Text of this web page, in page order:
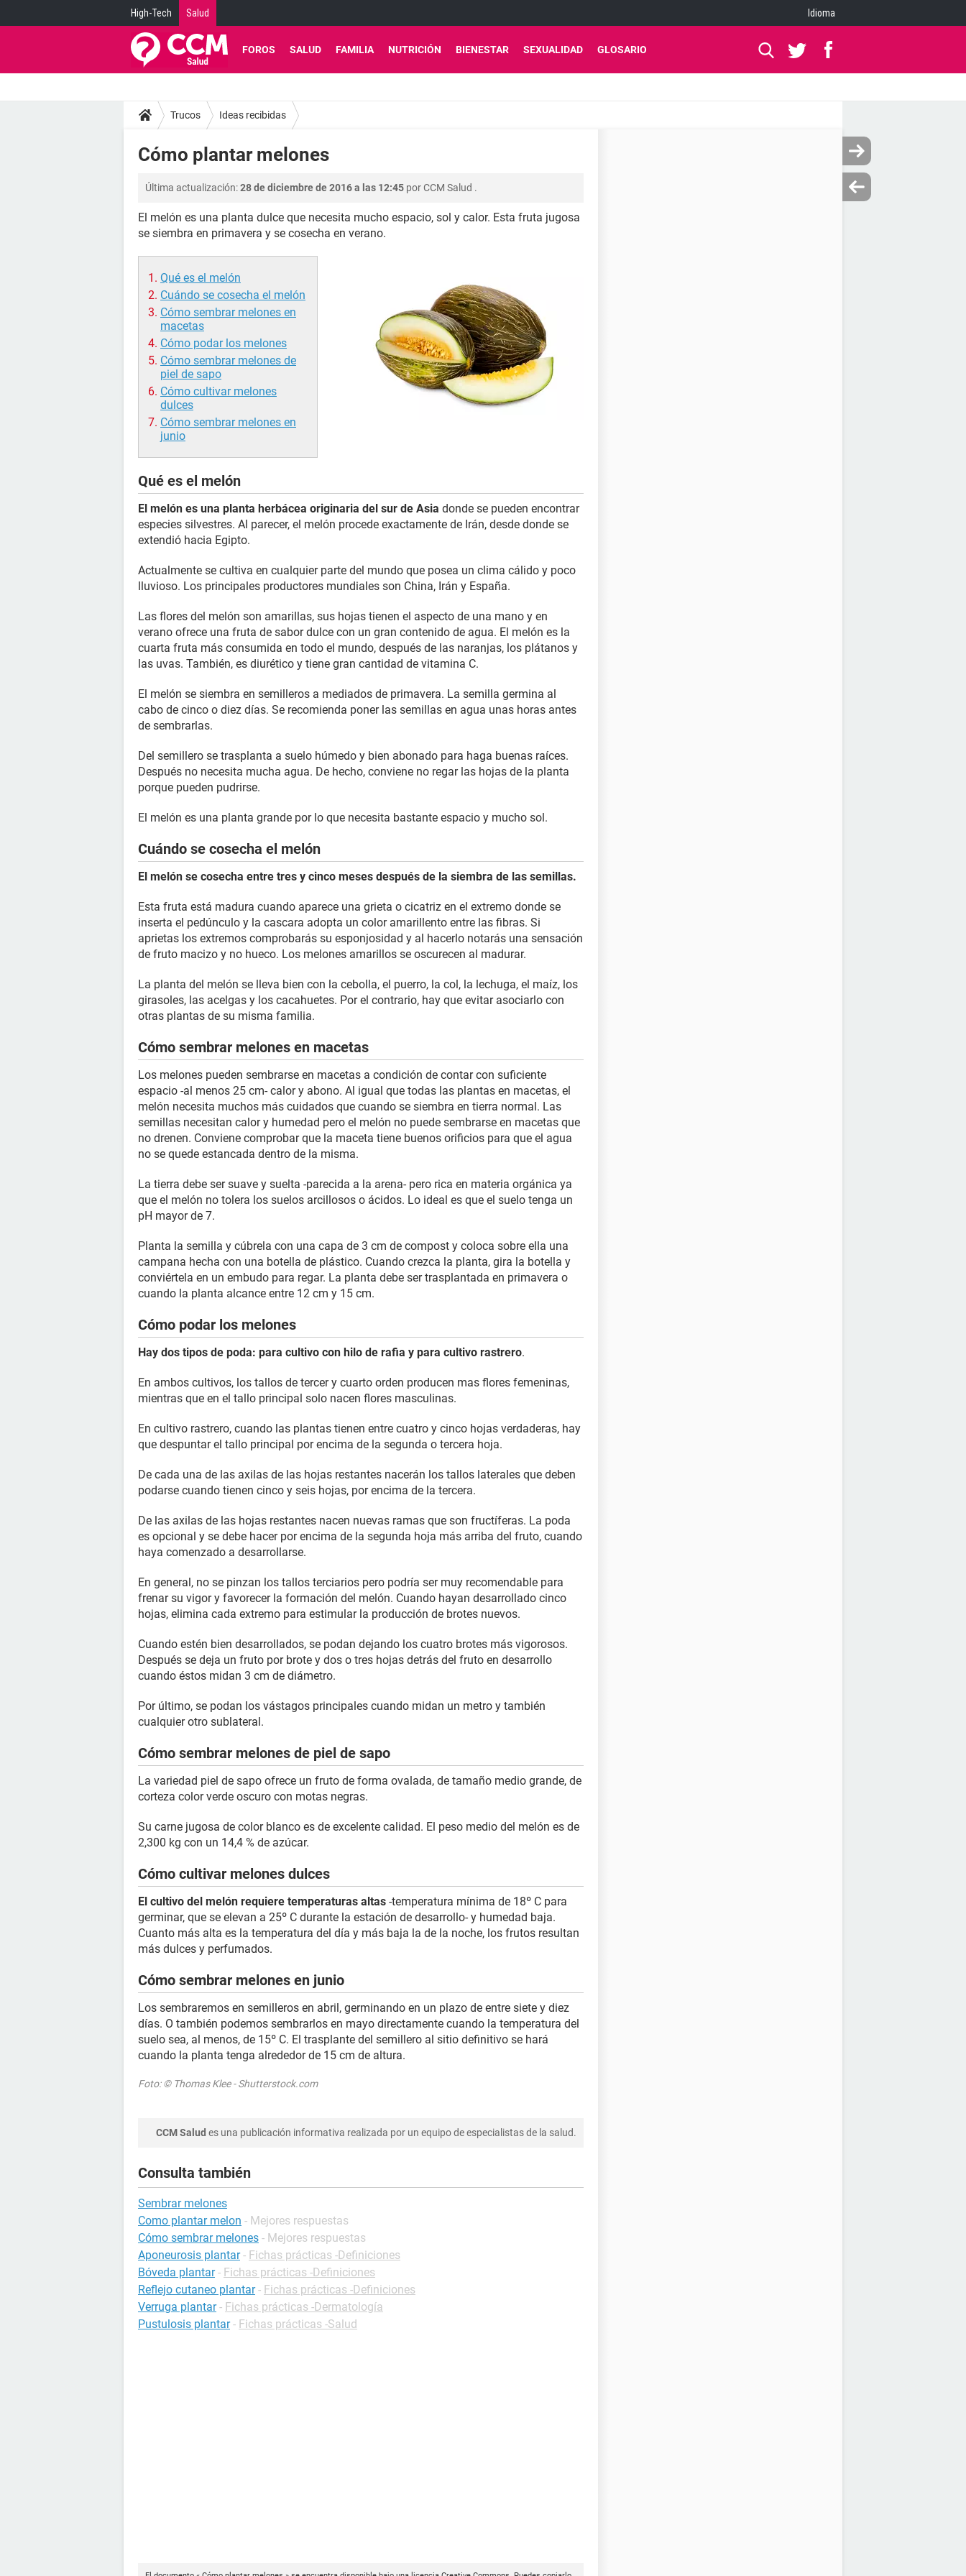
High-Tech Salud Idioma
FOROS SALUD FAMILIA NUTRICIÓN BIENESTAR SEXUALIDAD GLOSARIO
Trucos Ideas recibidas
Cómo plantar melones
Última actualización:28 de diciembre de 2016 a las 12:45 porCCM Salud .
El melón es una planta dulce que necesita mucho espacio, sol y calor. Esta fruta jugosa
se siembra en primavera y se cosecha en verano.
Qué es el melón
Cuándo se cosecha el melón
Cómo sembrar melones en
macetas
Cómo podar los melones
Cómo sembrar melones de
piel de sapo
Cómo cultivar melones
dulces
Cómo sembrar melones en
junio
Qué es el melón
El melón es una planta herbácea originaria del sur de Asia donde se pueden encontrar
especies silvestres. Al parecer, el melón procede exactamente de Irán, desde donde se
extendió hacia Egipto.
Actualmente se cultiva en cualquier parte del mundo que posea un clima cálido y poco
lluvioso. Los principales productores mundiales son China, Irán y España.
Las flores del melón son amarillas, sus hojas tienen el aspecto de una mano y en
verano ofrece una fruta de sabor dulce con un gran contenido de agua. El melón es la
cuarta fruta más consumida en todo el mundo, después de las naranjas, los plátanos y
las uvas. También, es diurético y tiene gran cantidad de vitamina C.
El melón se siembra en semilleros a mediados de primavera. La semilla germina al
cabo de cinco o diez días. Se recomienda poner las semillas en agua unas horas antes
de sembrarlas.
Del semillero se trasplanta a suelo húmedo y bien abonado para haga buenas raíces.
Después no necesita mucha agua. De hecho, conviene no regar las hojas de la planta
porque pueden pudrirse.
El melón es una planta grande por lo que necesita bastante espacio y mucho sol.
Cuándo se cosecha el melón
El melón se cosecha entre tres y cinco meses después de la siembra de las semillas.
Esta fruta está madura cuando aparece una grieta o cicatriz en el extremo donde se
inserta el pedúnculo y la cascara adopta un color amarillento entre las fibras. Si
aprietas los extremos comprobarás su esponjosidad y al hacerlo notarás una sensación
de fruto macizo y no hueco. Los melones amarillos se oscurecen al madurar.
La planta del melón se lleva bien con la cebolla, el puerro, la col, la lechuga, el maíz, los
girasoles, las acelgas y los cacahuetes. Por el contrario, hay que evitar asociarlo con
otras plantas de su misma familia.
Cómo sembrar melones en macetas
Los melones pueden sembrarse en macetas a condición de contar con suficiente
espacio -al menos 25 cm- calor y abono. Al igual que todas las plantas en macetas, el
melón necesita muchos más cuidados que cuando se siembra en tierra normal. Las
semillas necesitan calor y humedad pero el melón no puede sembrarse en macetas que
no drenen. Conviene comprobar que la maceta tiene buenos orificios para que el agua
no se quede estancada dentro de la misma.
La tierra debe ser suave y suelta -parecida a la arena- pero rica en materia orgánica ya
que el melón no tolera los suelos arcillosos o ácidos. Lo ideal es que el suelo tenga un
pH mayor de 7.
Planta la semilla y cúbrela con una capa de 3 cm de compost y coloca sobre ella una
campana hecha con una botella de plástico. Cuando crezca la planta, gira la botella y
conviértela en un embudo para regar. La planta debe ser trasplantada en primavera o
cuando la planta alcance entre 12 cm y 15 cm.
Cómo podar los melones
Hay dos tipos de poda: para cultivo con hilo de rafia y para cultivo rastrero.
En ambos cultivos, los tallos de tercer y cuarto orden producen mas flores femeninas,
mientras que en el tallo principal solo nacen flores masculinas.
En cultivo rastrero, cuando las plantas tienen entre cuatro y cinco hojas verdaderas, hay
que despuntar el tallo principal por encima de la segunda o tercera hoja.
De cada una de las axilas de las hojas restantes nacerán los tallos laterales que deben
podarse cuando tienen cinco y seis hojas, por encima de la tercera.
De las axilas de las hojas restantes nacen nuevas ramas que son fructíferas. La poda
es opcional y se debe hacer por encima de la segunda hoja más arriba del fruto, cuando
haya comenzado a desarrollarse.
En general, no se pinzan los tallos terciarios pero podría ser muy recomendable para
frenar su vigor y favorecer la formación del melón. Cuando hayan desarrollado cinco
hojas, elimina cada extremo para estimular la producción de brotes nuevos.
Cuando estén bien desarrollados, se podan dejando los cuatro brotes más vigorosos.
Después se deja un fruto por brote y dos o tres hojas detrás del fruto en desarrollo
cuando éstos midan 3 cm de diámetro.
Por último, se podan los vástagos principales cuando midan un metro y también
cualquier otro sublateral.
Cómo sembrar melones de piel de sapo
La variedad piel de sapo ofrece un fruto de forma ovalada, de tamaño medio grande, de
corteza color verde oscuro con motas negras.
Su carne jugosa de color blanco es de excelente calidad. El peso medio del melón es de
2,300 kg con un 14,4 % de azúcar.
Cómo cultivar melones dulces
El cultivo del melón requiere temperaturas altas -temperatura mínima de 18º C para
germinar, que se elevan a 25º C durante la estación de desarrollo- y humedad baja.
Cuanto más alta es la temperatura del día y más baja la de la noche, los frutos resultan
más dulces y perfumados.
Cómo sembrar melones en junio
Los sembraremos en semilleros en abril, germinando en un plazo de entre siete y diez
días. O también podemos sembrarlos en mayo directamente cuando la temperatura del
suelo sea, al menos, de 15º C. El trasplante del semillero al sitio definitivo se hará
cuando la planta tenga alrededor de 15 cm de altura.
Foto: © Thomas Klee - Shutterstock.com
CCM Salud es una publicación informativa realizada por un equipo de especialistas de la salud.
Consulta también
Sembrar melones
Como plantar melon - Mejores respuestas
Cómo sembrar melones - Mejores respuestas
Aponeurosis plantar - Fichas prácticas -Definiciones
Bóveda plantar - Fichas prácticas -Definiciones
Reflejo cutaneo plantar - Fichas prácticas -Definiciones
Verruga plantar - Fichas prácticas -Dermatología
Pustulosis plantar - Fichas prácticas -Salud